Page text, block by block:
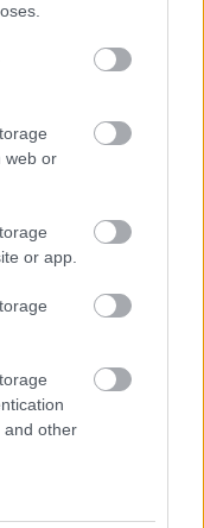
web or
or app.
and other
obliečky